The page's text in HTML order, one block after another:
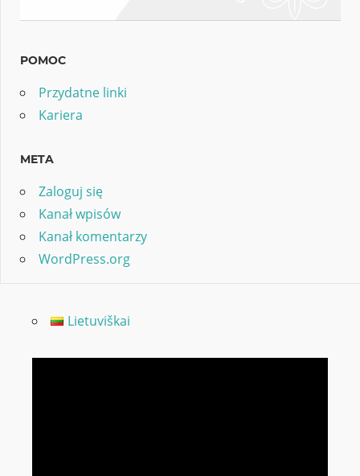
POMOC
Przydatne linki
Kariera
META
Zaloguj się
Kanał wpisów
Kanał komentarzy
WordPress.org
Lietuviškai